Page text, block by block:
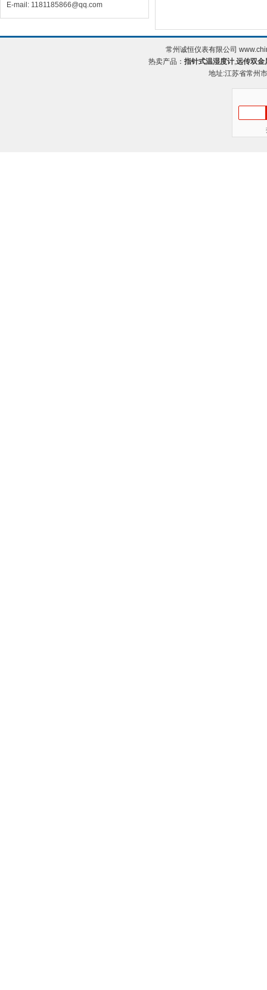
E-mail: 1181185866@qq.com
常州诚恒仪表有限公司
热卖产品：指针式温湿度计,远传双金
地址:江苏省常州